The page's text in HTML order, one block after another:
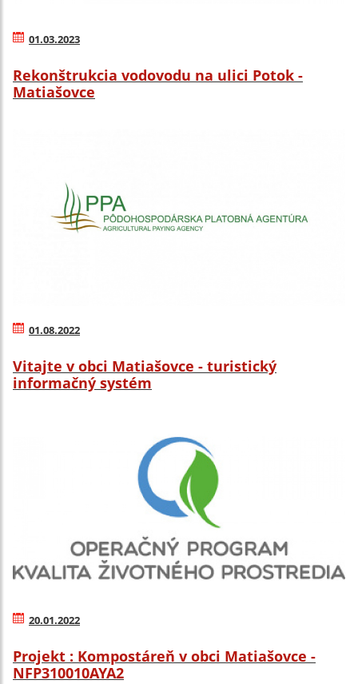
01.03.2023
Rekonštrukcia vodovodu na ulici Potok -
Matiašovce
01.08.2022
Vitajte v obci Matiašovce - turistický
informačný systém
20.01.2022
Projekt : Kompostáreň v obci Matiašovce -
NFP310010AYA2